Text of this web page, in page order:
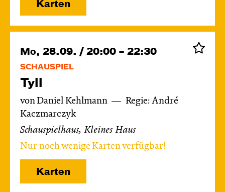
Karten
Mo, 28.09. / 20:00 – 22:30
SCHAUSPIEL
Tyll
von Daniel Kehlmann
Regie: André
Kaczmarczyk
Schauspielhaus, Kleines Haus
Nur noch wenige Karten verfügbar!
Karten